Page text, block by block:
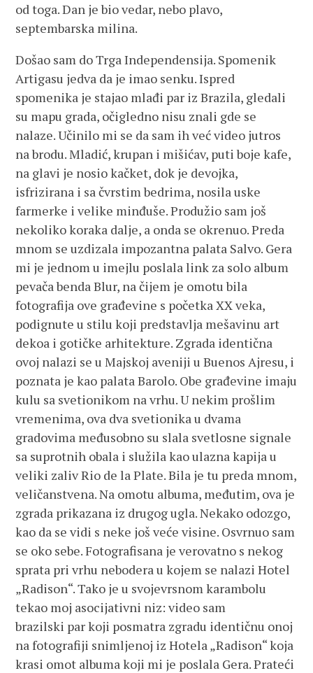
od toga. Dan je bio vedar, nebo plavo,
septembarska milina.
Došao sam do Trga Independensija. Spomenik
Artigasu jedva da je imao senku. Ispred
spomenika je stajao mlađi par iz Brazila, gledali
su mapu grada, očigledno nisu znali gde se
nalaze. Učinilo mi se da sam ih već video jutros
na brodu. Mladić, krupan i mišićav, puti boje kafe,
na glavi je nosio kačket, dok je devojka,
isfrizirana i sa čvrstim bedrima, nosila uske
farmerke i velike minđuše. Produžio sam još
nekoliko koraka dalje, a onda se okrenuo. Preda
mnom se uzdizala impozantna palata Salvo. Gera
mi je jednom u imejlu poslala link za solo album
pevača benda Blur, na čijem je omotu bila
fotografija ove građevine s početka XX veka,
podignute u stilu koji predstavlja mešavinu art
dekoa i gotičke arhitekture. Zgrada identična
ovoj nalazi se u Majskoj aveniji u Buenos Ajresu, i
poznata je kao palata Barolo. Obe građevine imaju
kulu sa svetionikom na vrhu. U nekim prošlim
vremenima, ova dva svetionika u dvama
gradovima međusobno su slala svetlosne signale
sa suprotnih obala i služila kao ulazna kapija u
veliki zaliv Rio de la Plate. Bila je tu preda mnom,
veličanstvena. Na omotu albuma, međutim, ova je
zgrada prikazana iz drugog ugla. Nekako odozgo,
kao da se vidi s neke još veće visine. Osvrnuo sam
se oko sebe. Fotografisana je verovatno s nekog
sprata pri vrhu nebodera u kojem se nalazi Hotel
„Radison“. Tako je u svojevrsnom karambolu
tekao moj asocijativni niz: video sam
brazilski par koji posmatra zgradu identičnu onoj
na fotografiji snimljenoj iz Hotela „Radison“ koja
krasi omot albuma koji mi je poslala Gera. Prateći